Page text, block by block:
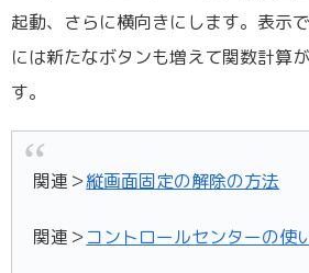
起動、さらに横向きにします。表示
には新たなボタンも増えて関数計算
す。
関連＞縦画面固定の解除の方法
関連＞コントロールセンターの使